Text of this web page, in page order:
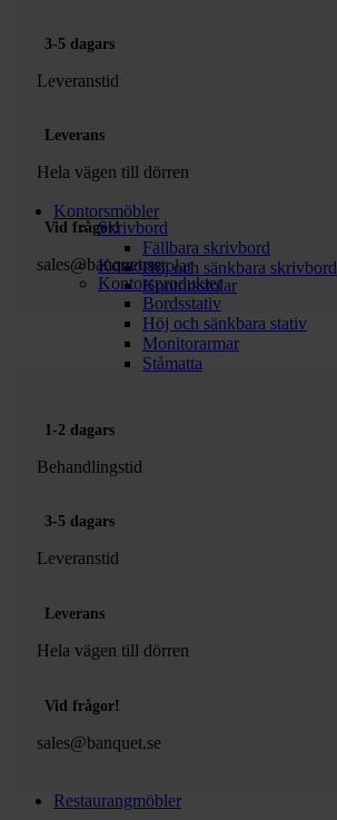
3-5 dagars
Leveranstid
Leverans
Hela vägen till dörren
Vid frågor!
sales@banquet.se
Kontorsmöbler
Skrivbord
Fällbara skrivbord
Höj och sänkbara skrivbord
Kontorsstolar
Kontorsstolar
Kontorsprodukter
Bordsstativ
Höj och sänkbara stativ
Monitorarmar
Ståmatta
1-2 dagars
Behandlingstid
3-5 dagars
Leveranstid
Leverans
Hela vägen till dörren
Vid frågor!
sales@banquet.se
Restaurangmöbler